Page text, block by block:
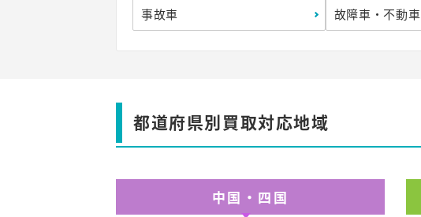
事故車 故障車・不動車
都道府県別買取対応地域
中国・四国